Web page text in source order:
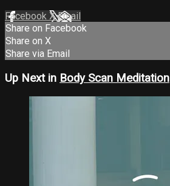
Facebook XEmail
Share on Facebook
Share on X
Share via Email
Up Next in Body Scan Meditation